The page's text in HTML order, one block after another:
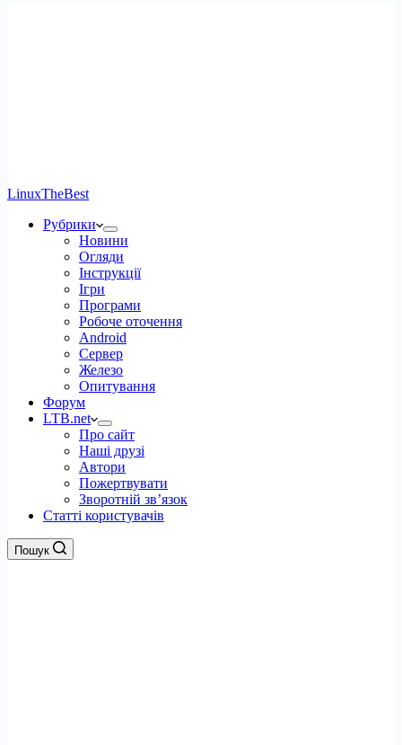
LinuxTheBest
Рубрики
Новини
Огляди
Інструкції
Ігри
Програми
Робоче оточення
Android
Сервер
Железо
Опитування
Форум
LTB.net
Про сайт
Наші друзі
Автори
Пожертвувати
Зворотній зв’язок
Статті користувачів
Пошук